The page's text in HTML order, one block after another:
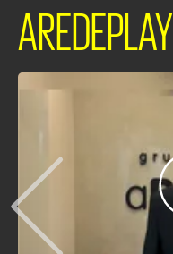
AREDEPLAY